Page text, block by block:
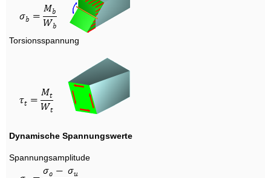
Torsionsspannung
Dynamische Spannungswerte
Spannungsamplitude